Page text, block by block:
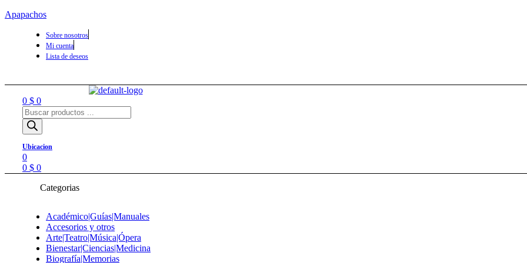
Apapachos
Sobre nosotros
Mi cuenta
Lista de deseos
0 $ 0
Búsqueda
de
productos
Ubicacion
0
0 $ 0
Categorias
Académico|Guías|Manuales
Accesorios y otros
Arte|Teatro|Música|Ópera
Bienestar|Ciencias|Medicina
Biografía|Memorias